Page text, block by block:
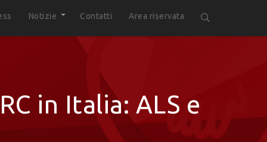
Notizie Contatti Area riservata
in Italia: ALS e